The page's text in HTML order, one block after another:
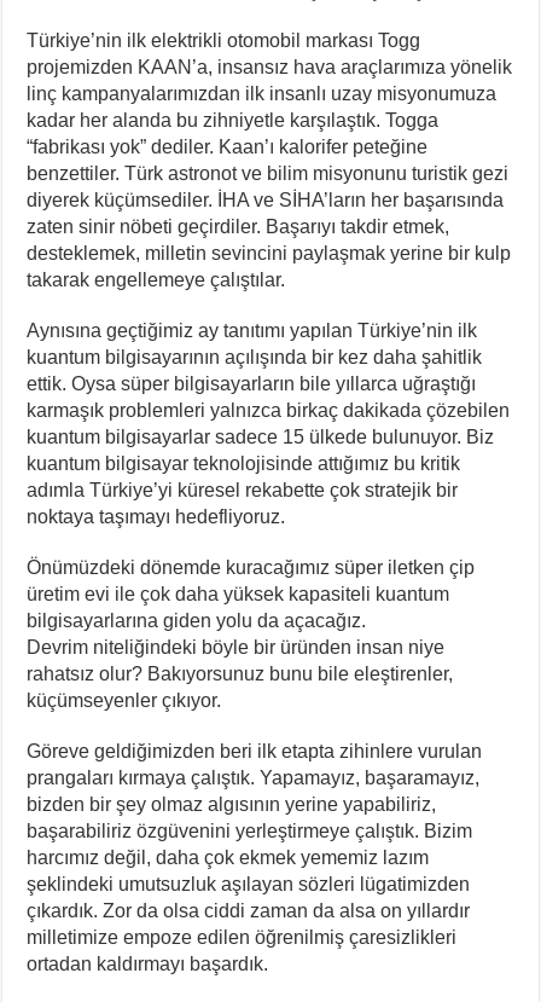
Türkiye’nin ilk elektrikli otomobil markası Togg
projemizden KAAN’a, insansız hava araçlarımıza yönelik
linç kampanyalarımızdan ilk insanlı uzay misyonumuza
kadar her alanda bu zihniyetle karşılaştık. Togga
“fabrikası yok” dediler. Kaan’ı kalorifer peteğine
benzettiler. Türk astronot ve bilim misyonunu turistik gezi
diyerek küçümsediler. İHA ve SİHA’ların her başarısında
zaten sinir nöbeti geçirdiler. Başarıyı takdir etmek,
desteklemek, milletin sevincini paylaşmak yerine bir kulp
takarak engellemeye çalıştılar.
Aynısına geçtiğimiz ay tanıtımı yapılan Türkiye’nin ilk
kuantum bilgisayarının açılışında bir kez daha şahitlik
ettik. Oysa süper bilgisayarların bile yıllarca uğraştığı
karmaşık problemleri yalnızca birkaç dakikada çözebilen
kuantum bilgisayarlar sadece 15 ülkede bulunuyor. Biz
kuantum bilgisayar teknolojisinde attığımız bu kritik
adımla Türkiye’yi küresel rekabette çok stratejik bir
noktaya taşımayı hedefliyoruz.
Önümüzdeki dönemde kuracağımız süper iletken çip
üretim evi ile çok daha yüksek kapasiteli kuantum
bilgisayarlarına giden yolu da açacağız.
Devrim niteliğindeki böyle bir üründen insan niye
rahatsız olur? Bakıyorsunuz bunu bile eleştirenler,
küçümseyenler çıkıyor.
Göreve geldiğimizden beri ilk etapta zihinlere vurulan
prangaları kırmaya çalıştık. Yapamayız, başaramayız,
bizden bir şey olmaz algısının yerine yapabiliriz,
başarabiliriz özgüvenini yerleştirmeye çalıştık. Bizim
harcımız değil, daha çok ekmek yememiz lazım
şeklindeki umutsuzluk aşılayan sözleri lügatimizden
çıkardık. Zor da olsa ciddi zaman da alsa on yıllardır
milletimize empoze edilen öğrenilmiş çaresizlikleri
ortadan kaldırmayı başardık.